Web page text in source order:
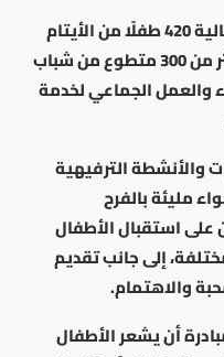
استضافت المبادرة خلال هذه الفعالية 420 طفلًا من الأيتام
والأطفال المحتاجين، بمشاركة أكثر من 300 متطوع من شباب
والعمل الجماعي لخدمة
والأنشطة الترفيهية
مليئة بالفرح
استقبال الأطفال
إلى جانب تقديم
والاهتمام.
أن يشعر الأطفال